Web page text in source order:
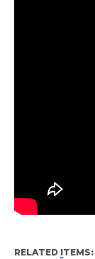
RELATED ITEMS: